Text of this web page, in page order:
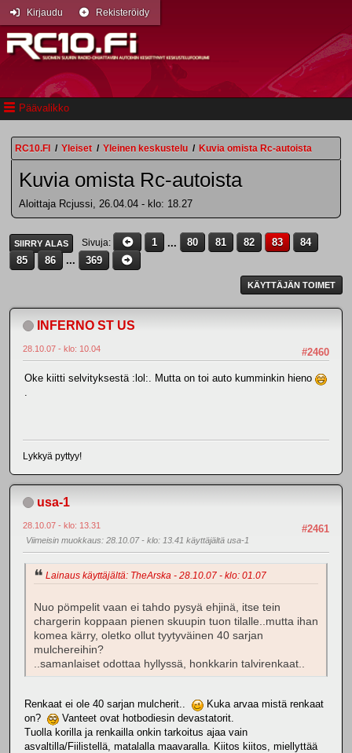
Päävalikko
Kirjaudu Rekisteröidy
RC10.FI / Yleiset / Yleinen keskustelu / Kuvia omista Rc-autoista
Kuvia omista Rc-autoista
Aloittaja Rcjussi, 26.04.04 - klo: 18.27
SIIRRY ALAS Sivuja 1 ... 80 81 82 83
84
85
86 ... 369
KÄYTTÄJÄN TOIMET
INFERNO ST US
#2460
28.10.07 - klo: 10.04
Oke kiitti selvityksestä :lol:. Mutta on toi auto kumminkin hieno
Lykkyä pyttyy!
usa-1
#2461
28.10.07 - klo: 13.31
Viimeisin muokkaus: 28.10.07 - klo: 13.41 käyttäjältä usa-1
Lainaus käyttäjältä: TheArska - 28.10.07 - klo: 01.07
Nuo pömpelit vaan ei tahdo pysyä ehjinä, itse tein
chargerin koppaan pienen skuupin tuon tilalle..mutta ihan
komea kärry, oletko ollut tyytyväinen 40 sarjan
mulchereihin?
..samanlaiset odottaa hyllyssä, honkkarin talvirenkaat..
Renkaat ei ole 40 sarjan mulcherit..
Kuka arvaa mistä renkaat
on?
Vanteet ovat hotbodiesin devastatorit.
Tuolla korilla ja renkailla onkin tarkoitus ajaa vain
asvaltilla/Fiilistellä, matalalla maavaralla. Kiitos kiitos, miellyttää